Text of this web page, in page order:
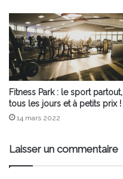
Fitness Park : le sport partout,
tous les jours et à petits prix !
14 mars 2022
Laisser un commentaire